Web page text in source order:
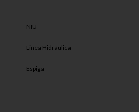
NIU
Linea Hidráulica
Espiga